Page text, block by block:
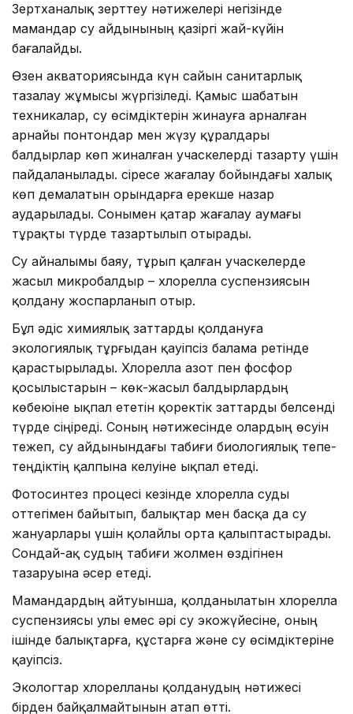
Зертханалық зерттеу нәтижелері негізінде
мамандар су айдынының қазіргі жай-күйін
бағалайды.
Өзен акваториясында күн сайын санитарлық
тазалау жұмысы жүргізіледі. Қамыс шабатын
техникалар, су өсімдіктерін жинауға арналған
арнайы понтондар мен жүзу құралдары
балдырлар көп жиналған учаскелерді тазарту үшін
пайдаланылады. Әсіресе жағалау бойындағы халық
көп демалатын орындарға ерекше назар
аударылады. Сонымен қатар жағалау аумағы
тұрақты түрде тазартылып отырады.
Су айналымы баяу, тұрып қалған учаскелерде
жасыл микробалдыр – хлорелла суспензиясын
қолдану жоспарланып отыр.
Бұл әдіс химиялық заттарды қолдануға
экологиялық тұрғыдан қауіпсіз балама ретінде
қарастырылады. Хлорелла азот пен фосфор
қосылыстарын – көк-жасыл балдырлардың
көбеюіне ықпал ететін қоректік заттарды белсенді
түрде сіңіреді. Соның нәтижесінде олардың өсуін
тежеп, су айдынындағы табиғи биологиялық тепе-
теңдіктің қалпына келуіне ықпал етеді.
Фотосинтез процесі кезінде хлорелла суды
оттегімен байытып, балықтар мен басқа да су
жануарлары үшін қолайлы орта қалыптастырады.
Сондай-ақ судың табиғи жолмен өздігінен
тазаруына әсер етеді.
Мамандардың айтуынша, қолданылатын хлорелла
суспензиясы улы емес әрі су экожүйесіне, оның
ішінде балықтарға, құстарға және су өсімдіктеріне
қауіпсіз.
Экологтар хлорелланы қолданудың нәтижесі
бірден байқалмайтынын атап өтті.